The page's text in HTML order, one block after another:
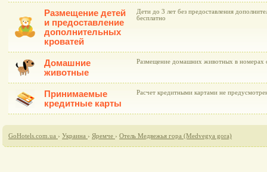
Размещение детей
и предоставление
дополнительных
кроватей
Дети до 3 лет без предоставления
бесплатно
Домашние
животные
Размещение домашних животных в номерах
Принимаемые
кредитные карты
Расчет кредитными картами не
GoHotels.com.ua › Украина › Яремче › Отель Медвежья гора (Medvegya gora)